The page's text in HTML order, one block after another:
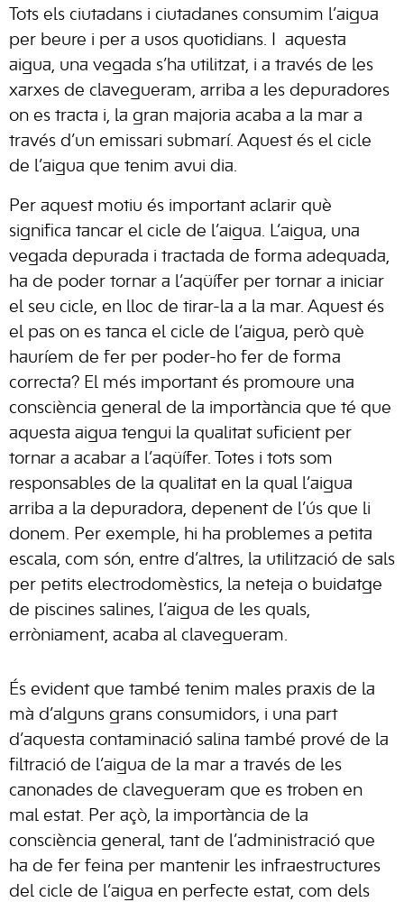
Tots els ciutadans i ciutadanes consumim l’aigua
per beure i per a usos quotidians. I
aquesta
aigua, una vegada s’ha utilitzat, i a través de les
xarxes de clavegueram, arriba a les depuradores
on es tracta i, la gran majoria acaba a la mar a
través d’un emissari submarí. Aquest és el cicle
de l’aigua que tenim avui dia.
Per aquest motiu és important aclarir què
significa tancar el cicle de l’aigua. L’aigua, una
vegada depurada i tractada de forma adequada,
ha de poder tornar a l’aqüífer per tornar a iniciar
el seu cicle, en lloc de tirar-la a la mar. Aquest és
el pas on es tanca el cicle de l’aigua, però què
hauríem de fer per poder-ho fer de forma
correcta? El més important és promoure una
consciència general de la importància que té que
aquesta aigua tengui la qualitat suficient per
tornar a acabar a l’aqüífer. Totes i tots som
responsables de la qualitat en la qual l’aigua
arriba a la depuradora, depenent de l’ús que li
donem. Per exemple, hi ha problemes a petita
escala, com són, entre d’altres, la utilització de sals
per petits electrodomèstics, la neteja o buidatge
de piscines salines, l’aigua de les quals,
erròniament, acaba al clavegueram.
És evident que també tenim males praxis de la
mà d’alguns grans consumidors, i una part
d’aquesta contaminació salina també prové de la
filtració de l’aigua de la mar a través de les
canonades de clavegueram que es troben en
mal estat. Per açò, la importància de la
consciència general, tant de l’administració que
ha de fer feina per mantenir les infraestructures
del cicle de l’aigua en perfecte estat, com dels